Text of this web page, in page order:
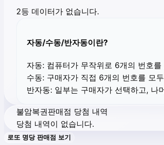
2등 데이터가 없습니다.
자동/수동/반자동이란?
자동: 컴퓨터가 무작위로 6개의 번호
수동: 구매자가 직접 6개의 번호를 모
반자동: 일부는 구매자가 선택하고, 나
불암복권판매점 당첨 내역
당첨 내역이 없습니다.
로또 명당 판매점 보기